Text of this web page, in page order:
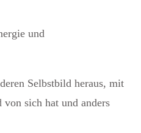
und
Selbstbild heraus, mit
sich hat und anders